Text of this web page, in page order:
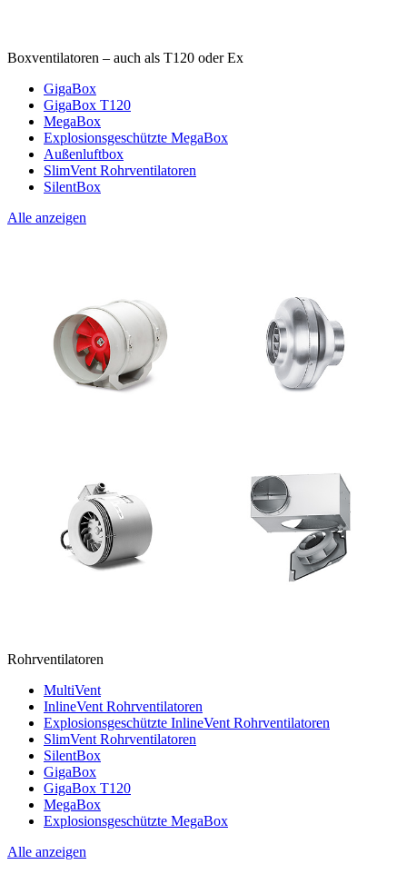
Boxventilatoren – auch als T120 oder Ex
GigaBox
GigaBox T120
MegaBox
Explosionsgeschützte MegaBox
Außenluftbox
SlimVent Rohrventilatoren
SilentBox
Alle anzeigen
Rohrventilatoren
MultiVent
InlineVent Rohrventilatoren
Explosionsgeschützte InlineVent Rohrventilatoren
SlimVent Rohrventilatoren
SilentBox
GigaBox
GigaBox T120
MegaBox
Explosionsgeschützte MegaBox
Alle anzeigen